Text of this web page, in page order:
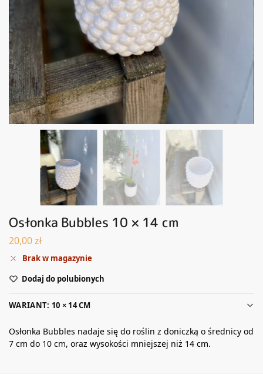
Osłonka Bubbles 10 × 14 cm
20,00zł
Brak w magazynie
Dodaj do polubionych
WARIANT: 10 × 14 CM
Osłonka Bubbles nadaje się do roślin z doniczką o średnicy od
7 cm do 10 cm, oraz wysokości mniejszej niż 14 cm.